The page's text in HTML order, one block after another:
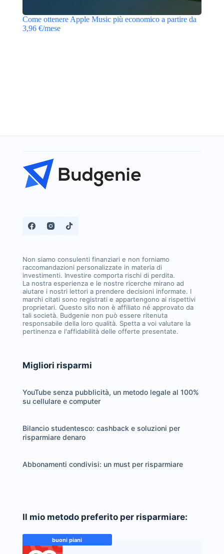
Come ottenere Apple Music più economico a partire da
3,96 €/mese
Non siamo consulenti finanziari e non forniamo
raccomandazioni personalizzate in materia di
investimenti. Investire comporta rischi di perdita.
La nostra esperienza e le nostre ricerche mirano ad
aiutare i nostri lettori a prendere decisioni informate. I
marchi citati sono registrati e appartengono ai rispettivi
proprietari. Questo sito non è affiliato né approvato da
tali società. Budgenie non può essere ritenuta
responsabile della loro qualità. Spetta a voi valutare la
pertinenza e l'affidabilità delle offerte presentate.
Migliori risparmi
YouTube senza pubblicità, un metodo legale al 100%
su cellulare e computer
Bilancio studentesco: cashback e soluzioni per
risparmiare denaro
Abbonamenti condivisi: un must per risparmiare
Il mio metodo preferito per risparmiare:
buoni piani